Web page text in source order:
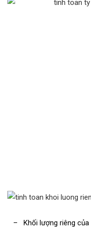
– Khối lượng riêng của